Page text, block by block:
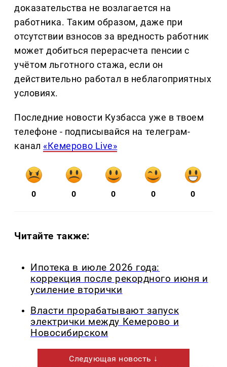
доказательства не возлагается на
работника. Таким образом, даже при
отсутствии взносов за вредность работник
может добиться перерасчета пенсии с
учётом льготного стажа, если он
действительно работал в неблагоприятных
условиях.
Последние новости Кузбасса уже в твоем
телефоне - подписывайся на телеграм-
канал «Кемерово Live»
0 0 0 0 0
Читайте также:
Ипотека в июле 2026 года:
коррекция после рекордного июня и
усиление вторички
Власти прорабатывают запуск
электрички между Кемерово и
Новосибирском
Следующая новость ↓